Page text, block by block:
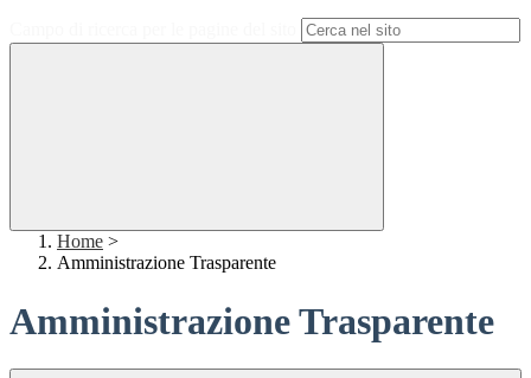
Home >
Amministrazione Trasparente
Amministrazione Trasparente